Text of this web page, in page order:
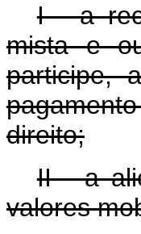
I - a
mista e
participe,
direito;
II - a
valores